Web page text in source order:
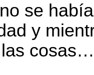
se
y
las